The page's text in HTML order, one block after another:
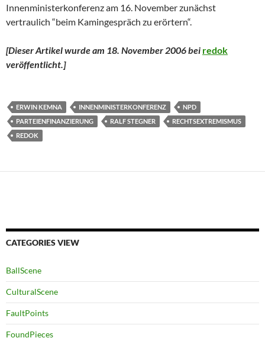
Innenministerkonferenz am 16. November zunächst
vertraulich “beim Kamingespräch zu erörtern“.
[Dieser Artikel wurde am 18. November 2006 bei redok
veröffentlicht.]
ERWIN KEMNA INNENMINISTERKONFERENZ
NPD
PARTEIENFINANZIERUNG
RALF STEGNER
RECHTSEXTREMISMUS
REDOK
CATEGORIES VIEW
BallScene
CulturalScene
FaultPoints
FoundPieces